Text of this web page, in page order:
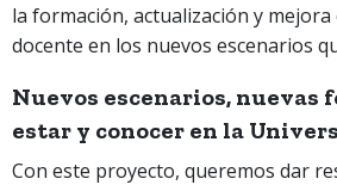
la formación, actualización y mejora
docente en los nuevos escenarios
Nuevos escenarios, nuevas
estar y conocer en la
Con este proyecto, queremos dar